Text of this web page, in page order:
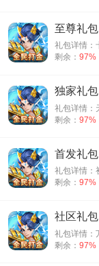
至尊礼包
剩余： 97%
独家礼包
剩余： 97%
首发礼包
剩余： 97%
社区礼包
剩余： 97%